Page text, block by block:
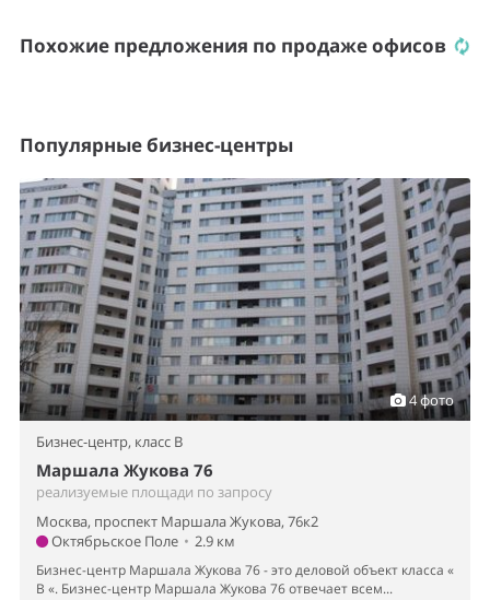
Похожие предложения по продаже офисов
Популярные бизнес-центры
4 фото
Бизнес-центр, класс B
Маршала Жукова 76
реализуемые площади по запросу
Москва, проспект Маршала Жукова, 76к2
Октябрьское Поле • 2.9 км
Бизнес-центр Маршала Жукова 76 - это деловой объект класса «
B «. Бизнес-центр Маршала Жукова 76 отвечает всем...